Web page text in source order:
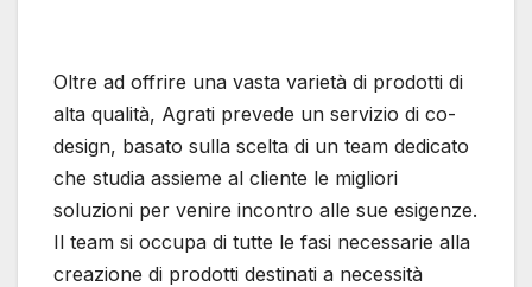
Oltre ad offrire una vasta varietà di prodotti di
alta qualità, Agrati prevede un servizio di co-
design, basato sulla scelta di un team dedicato
che studia assieme al cliente le migliori
soluzioni per venire incontro alle sue esigenze.
Il team si occupa di tutte le fasi necessarie alla
creazione di prodotti destinati a necessità